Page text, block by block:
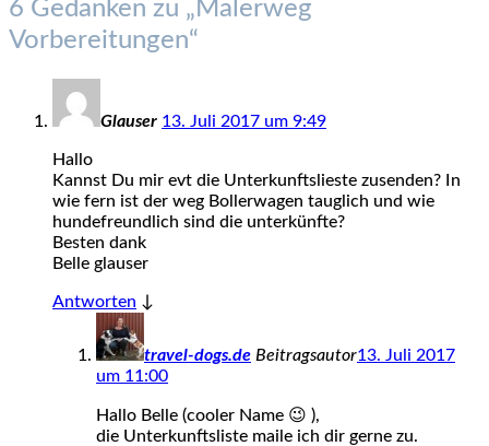
6 Gedanken zu „ Malerweg
Vorbereitungen“
Glauser 13. Juli 2017 um 9:49
Hallo
Kannst Du mir evt die Unterkunftslieste zusenden? In
wie fern ist der weg Bollerwagen tauglich und wie
hundefreundlich sind die unterkünfte?
Besten dank
Belle glauser
Antworten ↓
travel-dogs.de Beitragsautor13. Juli 2017
um 11:00
Hallo Belle (cooler Name 😉 ),
die Unterkunftsliste maile ich dir gerne zu.